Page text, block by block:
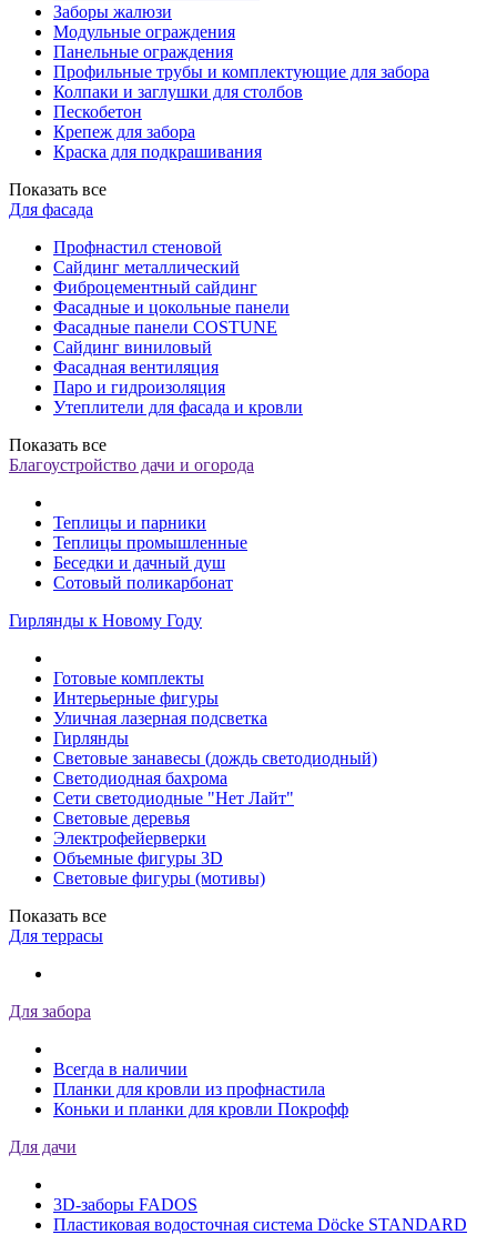
Заборы жалюзи
Модульные ограждения
Панельные ограждения
Профильные трубы и комплектующие для забора
Колпаки и заглушки для столбов
Пескобетон
Крепеж для забора
Краска для подкрашивания
Показать все
Для фасада
Профнастил стеновой
Сайдинг металлический
Фиброцементный сайдинг
Фасадные и цокольные панели
Фасадные панели COSTUNE
Сайдинг виниловый
Фасадная вентиляция
Паро и гидроизоляция
Утеплители для фасада и кровли
Показать все
Благоустройство дачи и огорода
Теплицы и парники
Теплицы промышленные
Беседки и дачный душ
Сотовый поликарбонат
Гирлянды к Новому Году
Готовые комплекты
Интерьерные фигуры
Уличная лазерная подсветка
Гирлянды
Световые занавесы (дождь светодиодный)
Светодиодная бахрома
Сети светодиодные "Нет Лайт"
Световые деревья
Электрофейерверки
Объемные фигуры 3D
Световые фигуры (мотивы)
Показать все
Для террасы
Для забора
Всегда в наличии
Планки для кровли из профнастила
Коньки и планки для кровли Покрофф
Для дачи
3D-заборы FADOS
Пластиковая водосточная система Döcke STANDARD